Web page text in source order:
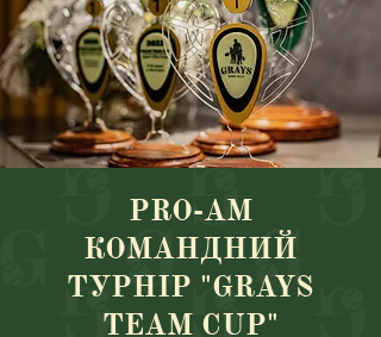
PRO-AM
КОМАНДНИЙ
ТУРНІР "GRAYS
TEAM CUP"